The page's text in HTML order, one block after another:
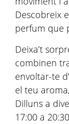
Descobreix
perfum que
Deixa’t
combinen
envoltar-te
el teu
Dilluns a
17:00 a